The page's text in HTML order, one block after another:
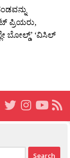
ಪ್ರಿಯರು,
ಬೋಲ್ಡ್’ ‘ವಿಸಿಲ್